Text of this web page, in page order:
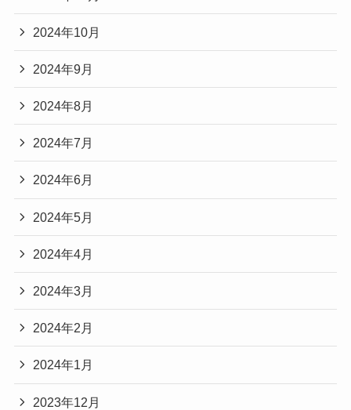
2024年10月
2024年9月
2024年8月
2024年7月
2024年6月
2024年5月
2024年4月
2024年3月
2024年2月
2024年1月
2023年12月